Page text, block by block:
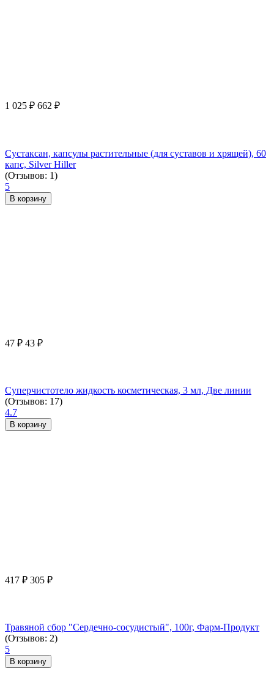
1 025 ₽ 662 ₽
Сустаксан, капсулы растительные (для суставов и хрящей), 60
капс, Silver Hiller
(Отзывов: 1)
5
В корзину
47 ₽ 43 ₽
Суперчистотело жидкость косметическая, 3 мл, Две линии
(Отзывов: 17)
4.7
В корзину
417 ₽ 305 ₽
Травяной сбор "Сердечно-сосудистый", 100г, Фарм-Продукт
(Отзывов: 2)
5
В корзину